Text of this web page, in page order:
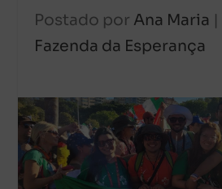
Postado por Ana Maria |
Fazenda da Esperança